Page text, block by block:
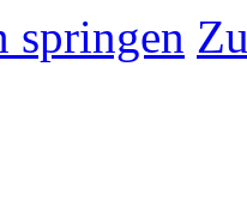
springen